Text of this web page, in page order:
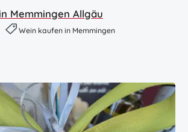
Memmingen Allgäu
Wein kaufen in Memmingen